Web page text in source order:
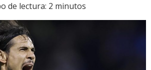
de lectura: 2 minutos